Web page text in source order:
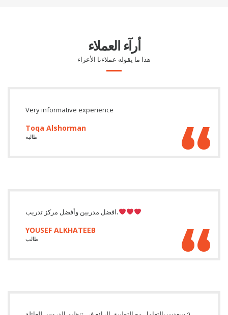
أرآء العملاء
هذا ما يقوله عملاءنا الأعزاء
Very informative experience
Toqa Alshorman
طالبة
افضل مدربين وأفضل مركز تدريب،
YOUSEF ALKHATEEB
طالب